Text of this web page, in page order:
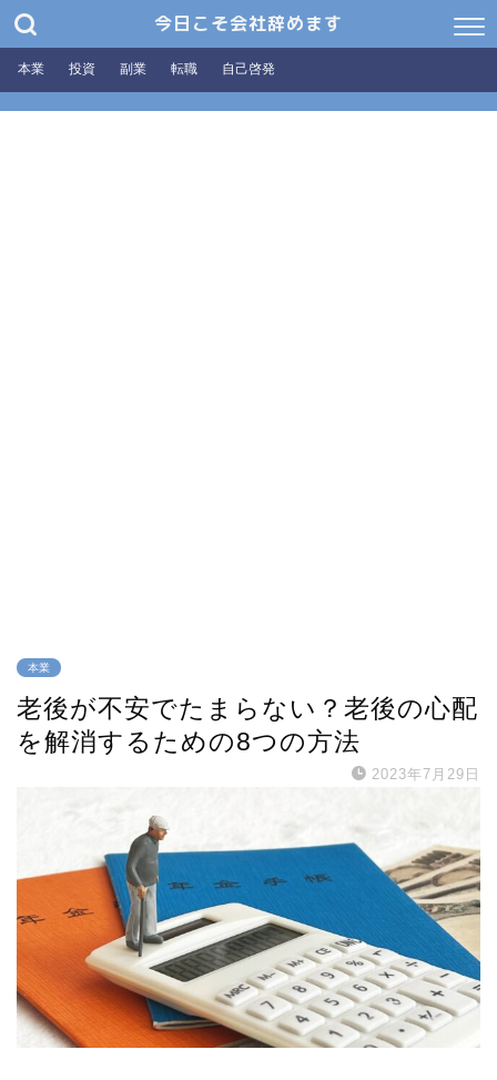
今日こそ会社辞めます
本業 投資 副業 転職 自己啓発
本業
老後が不安でたまらない？老後の心配
を解消するための8つの方法
2023年7月29日